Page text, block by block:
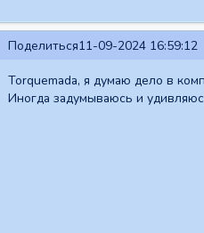
Поделиться11-09-2024 16:59:12
Torquemada, я думаю дело в
Иногда задумываюсь и